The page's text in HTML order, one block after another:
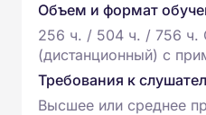
Объем и формат
256 ч. / 504 ч. / 756 ч.
(дистанционный) с
Требования к
Высшее или среднее